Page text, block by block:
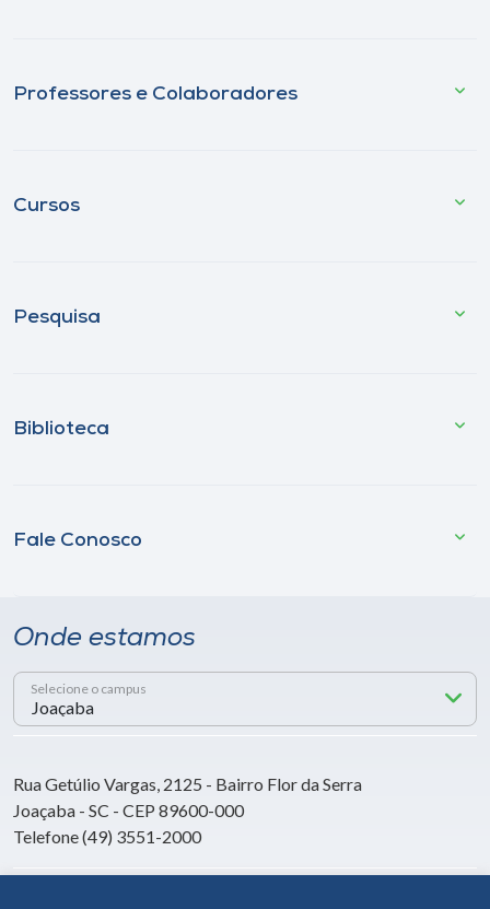
Professores e Colaboradores
Cursos
Pesquisa
Biblioteca
Fale Conosco
Onde estamos
Selecione o campus
Rua Getúlio Vargas, 2125 - Bairro Flor da Serra
Joaçaba - SC - CEP 89600-000
Telefone (49) 3551-2000